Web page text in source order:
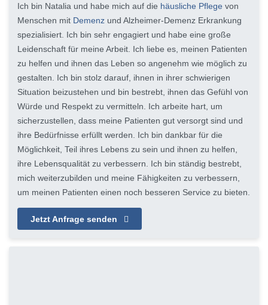
Ich bin Natalia und habe mich auf die häusliche Pflege von
Menschen mit Demenz und Alzheimer-Demenz Erkrankung
spezialisiert. Ich bin sehr engagiert und habe eine große
Leidenschaft für meine Arbeit. Ich liebe es, meinen Patienten
zu helfen und ihnen das Leben so angenehm wie möglich zu
gestalten. Ich bin stolz darauf, ihnen in ihrer schwierigen
Situation beizustehen und bin bestrebt, ihnen das Gefühl von
Würde und Respekt zu vermitteln. Ich arbeite hart, um
sicherzustellen, dass meine Patienten gut versorgt sind und
ihre Bedürfnisse erfüllt werden. Ich bin dankbar für die
Möglichkeit, Teil ihres Lebens zu sein und ihnen zu helfen,
ihre Lebensqualität zu verbessern. Ich bin ständig bestrebt,
mich weiterzubilden und meine Fähigkeiten zu verbessern,
um meinen Patienten einen noch besseren Service zu bieten.
Jetzt Anfrage senden